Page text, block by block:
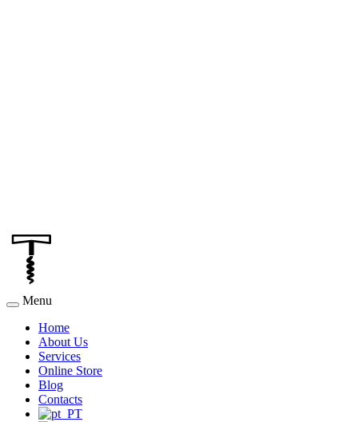
Menu
Home
About Us
Services
Online Store
Blog
Contacts